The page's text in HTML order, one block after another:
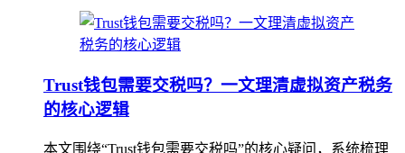
Trust钱包需要交税吗？一文理清虚拟资产税务
的核心逻辑
本文围绕“Trust钱包需要交税吗”的核心疑问，系统梳理